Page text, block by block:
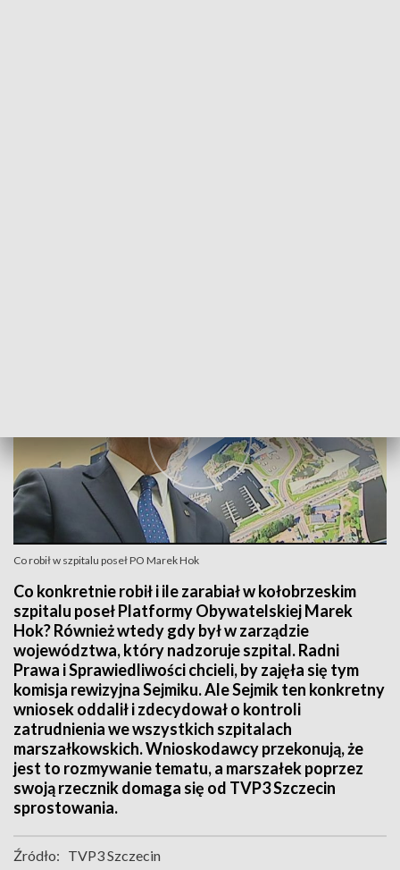
Co robił w szpitalu poseł PO Marek Hok
Co konkretnie robił i ile zarabiał w kołobrzeskim
szpitalu poseł Platformy Obywatelskiej Marek
Hok? Również wtedy gdy był w zarządzie
województwa, który nadzoruje szpital. Radni
Prawa i Sprawiedliwości chcieli, by zajęła się tym
komisja rewizyjna Sejmiku. Ale Sejmik ten konkretny
wniosek oddalił i zdecydował o kontroli
zatrudnienia we wszystkich szpitalach
marszałkowskich. Wnioskodawcy przekonują, że
jest to rozmywanie tematu, a marszałek poprzez
swoją rzecznik domaga się od TVP3 Szczecin
sprostowania.
Źródło: TVP3 Szczecin